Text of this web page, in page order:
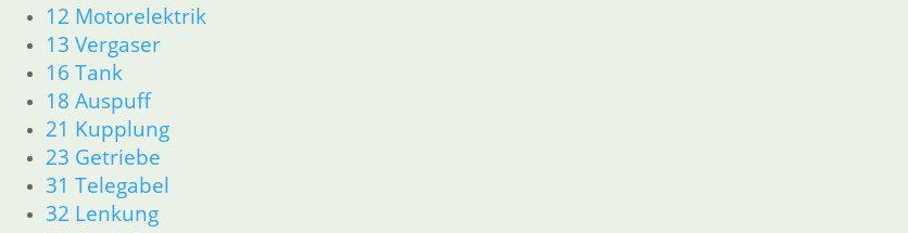
12 Motorelektrik
13 Vergaser
16 Tank
18 Auspuff
21 Kupplung
23 Getriebe
31 Telegabel
32 Lenkung
zzgl.Versandkosten
In den Warenkorb
Fächerscheibe
1,25
Artikelnummer: 1242377
inkl. MwSt.